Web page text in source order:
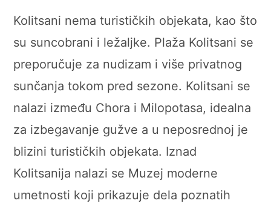
Kolitsani nema turističkih objekata, kao što
su suncobrani i ležaljke. Plaža Kolitsani se
preporučuje za nudizam i više privatnog
sunčanja tokom pred sezone. Kolitsani se
nalazi između Chora i Milopotasa, idealna
za izbegavanje gužve a u neposrednoj je
blizini turističkih objekata. Iznad
Kolitsanija nalazi se Muzej moderne
umetnosti koji prikazuje dela poznatih